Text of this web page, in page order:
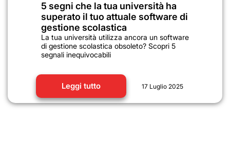
5 segni che la tua università ha
superato il tuo attuale software di
gestione scolastica
La tua università utilizza ancora un software
di gestione scolastica obsoleto? Scopri 5
segnali inequivocabili
Leggi tutto 17 Luglio 2025